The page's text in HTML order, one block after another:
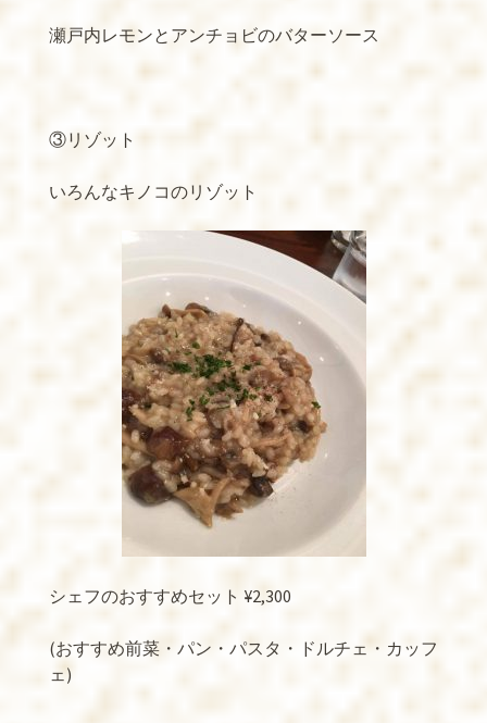
瀬戸内レモンとアンチョビのバターソース
③リゾット
いろんなキノコのリゾット
シェフのおすすめセット ¥2,300
(おすすめ前菜・パン・パスタ・ドルチェ・カッフ
ェ)